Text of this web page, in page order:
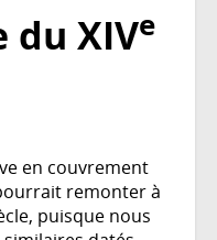
du XIVe
en couvrement
remonter à
puisque nous